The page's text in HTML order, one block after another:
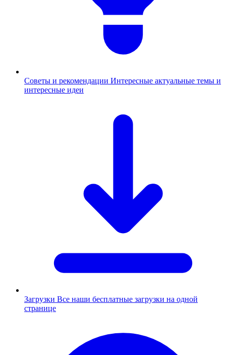
Советы и рекомендации Интересные актуальные темы и
интересные идеи
Загрузки Все наши бесплатные загрузки на одной
странице